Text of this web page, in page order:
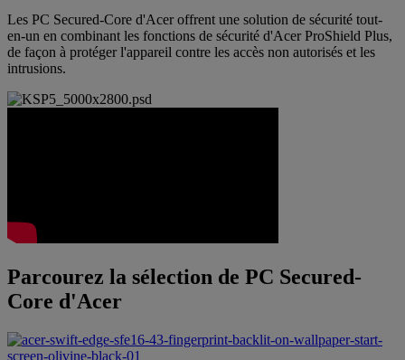
Les PC Secured-Core d'Acer offrent une solution de sécurité tout-
en-un en combinant les fonctions de sécurité d'Acer ProShield Plus,
de façon à protéger l'appareil contre les accès non autorisés et les
intrusions.
Parcourez la sélection de PC Secured-
Core d'Acer